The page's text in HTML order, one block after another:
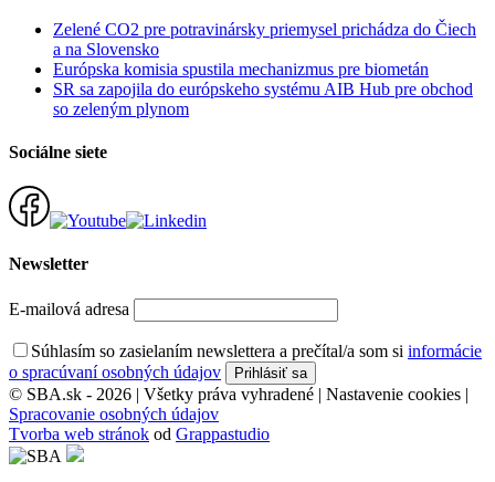
Zelené CO2 pre potravinársky priemysel prichádza do Čiech
a na Slovensko
Európska komisia spustila mechanizmus pre biometán
SR sa zapojila do európskeho systému AIB Hub pre obchod
so zeleným plynom
Sociálne siete
Newsletter
E-mailová adresa
Súhlasím so zasielaním newslettera a prečítal/a som si informácie
o spracúvaní osobných údajov
© SBA.sk - 2026 | Všetky práva vyhradené | Nastavenie cookies |
Spracovanie osobných údajov
Tvorba web stránok od Grappastudio